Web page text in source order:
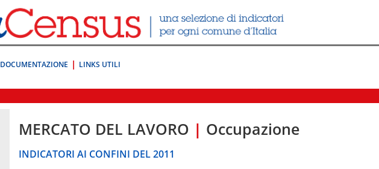
DOCUMENTAZIONE LINKS UTILI
MERCATO DEL LAVORO | Occupazione
INDICATORI AI CONFINI DEL 2011